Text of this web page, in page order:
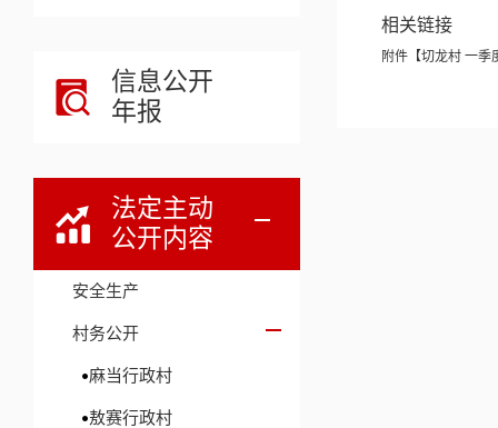
信息公开
年报
法定主动
公开内容
安全生产
村务公开
麻当行政村
敖赛行政村
相关链接
附件【切龙村 一季